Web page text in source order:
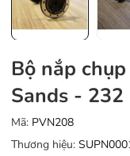
Bộ nắp
Sands - 232
Mã: PVN208
Thương hiệu: